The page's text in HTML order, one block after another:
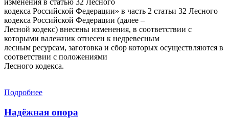
изменения в статью 32 Лесного
кодекса Российской Федерации» в часть 2 статьи 32 Лесного
кодекса Российской Федерации (далее –
Лесной кодекс) внесены изменения, в соответствии с
которыми валежник отнесен к недревесным
лесным ресурсам, заготовка и сбор которых осуществляются в
соответствии с положениями
Лесного кодекса.
Подробнее
Надёжная опора